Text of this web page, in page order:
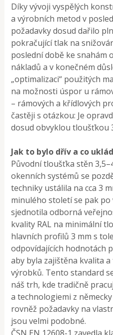
Díky vývoji vyspělých
a výrobních metod v
požadavky dosud dařilo
pokračující tlak na
poslední době ke snahám
nákladů a v konečném
„optimalizaci“ použitých
na možnosti úspor u
– rámových a křídlových
častěji s otázkou: Je
dosud obvyklou tloušťkou
Jak to bylo dřív a co
Původní tloušťka stěn
okenních systémů se
techniky ustálila na cca 3
minulého století se pak po
sjednotila odborná
kvality RAL na minimální
hlavních profilů 3 mm s
odpovídajících hodnotách
aby byla zajištěna kvalita
výrobků. Tento standard
náš trh, kde tradičně
a technologiemi z
rovněž požadavky na
jsou velmi podobné.